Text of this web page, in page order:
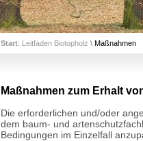
Start: Leitfaden Biotopholz \ Maßnahmen
Maßnahmen zum Erhalt
Die erforderlichen und/oder
dem baum- und
Bedingungen im Einzelfall